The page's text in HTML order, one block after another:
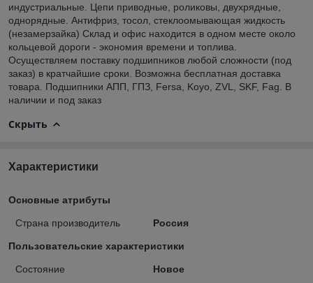
индустриальные. Цепи приводные, роликовы, двухрядные,
однорядные. Антифриз, тосол, стеклоомывающая жидкость
(незамерзайка) Склад и офис находится в одном месте около
кольцевой дороги - экономия времени и топлива.
Осуществляем поставку подшипников любой сложности (под
заказ) в кратчайшие сроки. Возможна бесплатная доставка
товара. Подшипники АПП, ГПЗ, Fersa, Koyo, ZVL, SKF, Fag. В
наличии и под заказ
Скрыть
Характеристики
Основные атрибуты
Страна производитель Россия
Пользовательские характеристики
Состояние
Новое